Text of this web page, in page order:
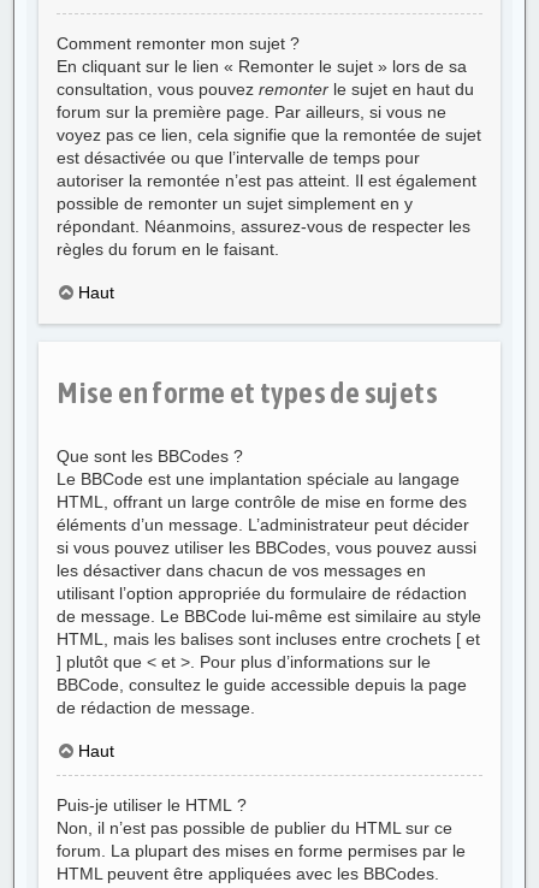
Comment remonter mon sujet ?
En cliquant sur le lien « Remonter le sujet » lors de sa
consultation, vous pouvezremonter le sujet en haut du
forum sur la première page. Par ailleurs, si vous ne
voyez pas ce lien, cela signifie que la remontée de sujet
est désactivée ou que l’intervalle de temps pour
autoriser la remontée n’est pas atteint. Il est également
possible de remonter un sujet simplement en y
répondant. Néanmoins, assurez-vous de respecter les
règles du forum en le faisant.
Haut
Mise en forme et types de sujets
Que sont les BBCodes ?
Le BBCode est une implantation spéciale au langage
HTML, offrant un large contrôle de mise en forme des
éléments d’un message. L’administrateur peut décider
si vous pouvez utiliser les BBCodes, vous pouvez aussi
les désactiver dans chacun de vos messages en
utilisant l’option appropriée du formulaire de rédaction
de message. Le BBCode lui-même est similaire au style
HTML, mais les balises sont incluses entre crochets [ et
] plutôt que < et >. Pour plus d’informations sur le
BBCode, consultez le guide accessible depuis la page
de rédaction de message.
Haut
Puis-je utiliser le HTML ?
Non, il n’est pas possible de publier du HTML sur ce
forum. La plupart des mises en forme permises par le
HTML peuvent être appliquées avec les BBCodes.